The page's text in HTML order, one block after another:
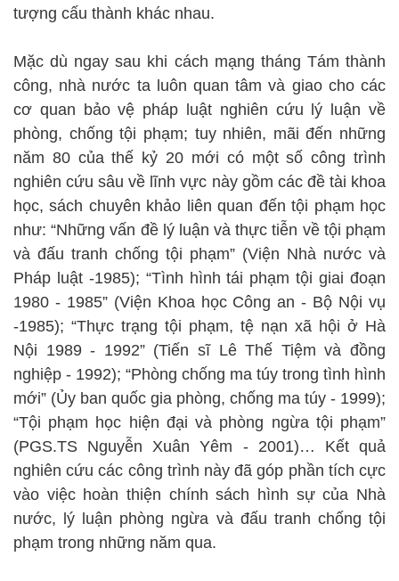
tượng cấu thành khác nhau.
Mặc dù ngay sau khi cách mạng tháng Tám thành
công, nhà nước ta luôn quan tâm và giao cho các
cơ quan bảo vệ pháp luật nghiên cứu lý luận về
phòng, chống tội phạm; tuy nhiên, mãi đến những
năm 80 của thế kỷ 20 mới có một số công trình
nghiên cứu sâu về lĩnh vực này gồm các đề tài khoa
học, sách chuyên khảo liên quan đến tội phạm học
như: “Những vấn đề lý luận và thực tiễn về tội phạm
và đấu tranh chống tội phạm” (Viện Nhà nước và
Pháp luật -1985); “Tình hình tái phạm tội giai đoạn
1980 - 1985” (Viện Khoa học Công an - Bộ Nội vụ
-1985); “Thực trạng tội phạm, tệ nạn xã hội ở Hà
Nội 1989 - 1992” (Tiến sĩ Lê Thế Tiệm và đồng
nghiệp - 1992); “Phòng chống ma túy trong tình hình
mới” (Ủy ban quốc gia phòng, chống ma túy - 1999);
“Tội phạm học hiện đại và phòng ngừa tội phạm”
(PGS.TS Nguyễn Xuân Yêm - 2001)… Kết quả
nghiên cứu các công trình này đã góp phần tích cực
vào việc hoàn thiện chính sách hình sự của Nhà
nước, lý luận phòng ngừa và đấu tranh chống tội
phạm trong những năm qua.